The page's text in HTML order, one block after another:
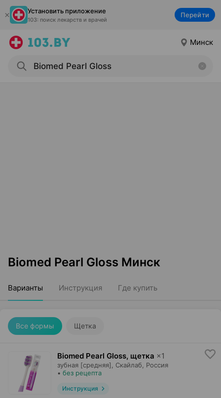
Установить приложение
103: поиск лекарств и врачей
Перейти
Минск
Biomed Pearl Gloss Минск
Варианты Инструкция Где купить
Все формы Щетка
Biomed Pearl Gloss, щетка ×1
зубная [средняя], Скайлаб , Россия
• без рецепта
Инструкция